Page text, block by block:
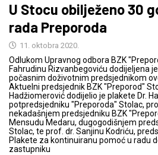
U Stocu obilježeno 30
rada Preporoda
11. oktobra 2020.
Odlukom Upravnog odbora BZK
Fahrudinu Rizvanbegoviću dodijeljena
počasnim doživotnim predsjednikom
Aktuelni predsjednik BZK "Preporod"
Hadžiomerović dodijelio je plakete Dr.
potpredsjedniku "Preporoda" Stolac,
nekadašnjem predsjedniku BZK
Mensudu Medaru, dugogodišnjem
Stolac, te prof. dr. Sanjinu Kodriću,
Plakete za kontinuiranu pomoć u radu
zastupniku